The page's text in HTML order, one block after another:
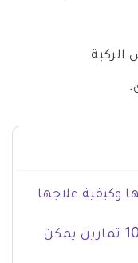
وكيفية علاجها
تمارين التهاب المفاصل بالصور: 10 تمارين يمكن